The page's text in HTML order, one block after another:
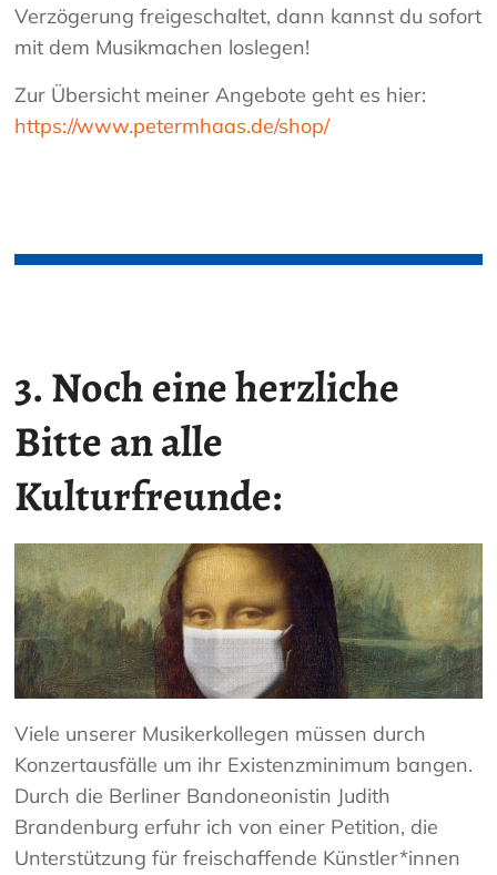
Verzögerung freigeschaltet, dann kannst du sofort
mit dem Musikmachen loslegen!
Zur Übersicht meiner Angebote geht es hier:
https://www.petermhaas.de/shop/
3.Noch eine herzliche
Bitte an alle
Kulturfreunde:
Viele unserer Musikerkollegen müssen durch
Konzertausfälle um ihr Existenzminimum bangen.
Durch die Berliner Bandoneonistin Judith
Brandenburg erfuhr ich von einer Petition, die
Unterstützung für freischaffende Künstler*innen